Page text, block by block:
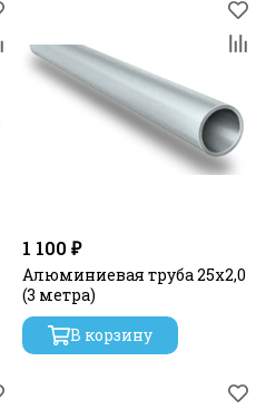
1 100 ₽
Алюминиевая труба 25х2,0
(3 метра)
В корзину